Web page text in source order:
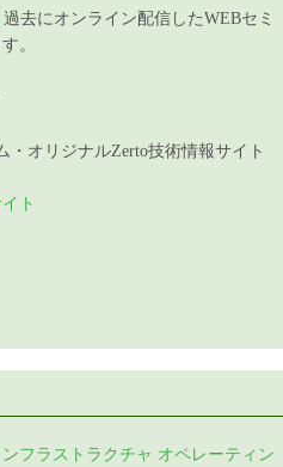
過去にオンライン配信したWEBセミ
。
・オリジナルZerto技術情報サイト
ト
フラストラクチャ オペレーティン